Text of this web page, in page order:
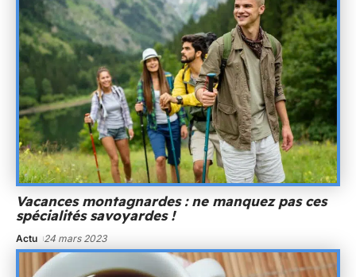
Vacances montagnardes : ne manquez pas ces
spécialités savoyardes !
Actu 24 mars 2023